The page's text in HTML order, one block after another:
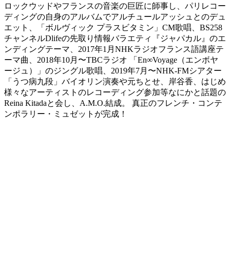
ロックウッドやフランスの音楽の巨匠に師事し、パリレコー
ディングの自身のアルバムでアルチュールアッシュとのデュ
エット、「ボルヴィック プラスビタミン」CM歌唱、BS258
チャンネルDlifeの先取り情報バラエティ『ジャパカル』のエ
ンディングテーマ、2017年1月NHKラジオフランス語講座テ
ーマ曲、2018年10月〜TBCラジオ 「En∞Voyage（エンボヤ
ージュ）」のジングル歌唱、2019年7月〜NHK-FMシアター
「うつ病九段」バイオリン演奏や元ちとせ、岸谷香、はじめ
様々なアーティストのレコーディング参加等なにかと話題の
Reina Kitadaと会し、A.M.O.結成。 真正のフレンチ・コンテ
ンポラリー・ミュゼットが完成！